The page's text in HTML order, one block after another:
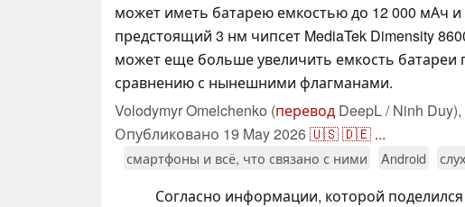
может иметь батарею емкостью до 12 000 мАч и
предстоящий 3 нм чипсет MediaTek Dimensity
может еще больше увеличить емкость батареи
сравнению с нынешними флагманами.
Volodymyr Omelchenko (перевод DeepL / Ninh Duy),
Опубликовано 19 May 2026🇺🇸🇩🇪 ...
смартфоны и всё, что связано с ними Android
Согласно информации, которой